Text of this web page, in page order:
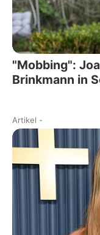
"Mobbing":
Brinkmann in
Artikel -